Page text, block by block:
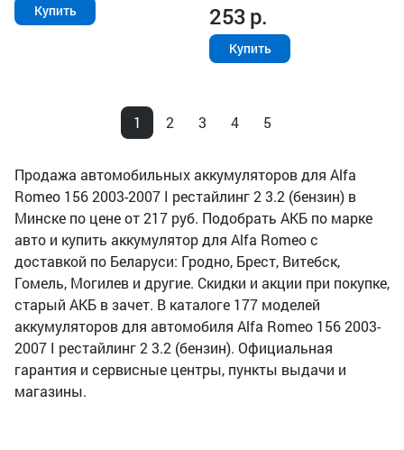
Купить 253р.
Купить
1 2 3 4 5
Продажа автомобильных аккумуляторов для Alfa
Romeo 156 2003-2007 I рестайлинг 2 3.2 (бензин) в
Минске по цене от 217 руб. Подобрать АКБ по марке
авто и купить аккумулятор для Alfa Romeo с
доставкой по Беларуси: Гродно, Брест, Витебск,
Гомель, Могилев и другие. Скидки и акции при покупке,
старый АКБ в зачет. В каталоге 177 моделей
аккумуляторов для автомобиля Alfa Romeo 156 2003-
2007 I рестайлинг 2 3.2 (бензин). Официальная
гарантия и сервисные центры, пункты выдачи и
магазины.